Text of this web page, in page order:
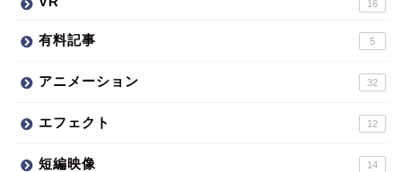
16
有料記事 5
アニメーション 32
エフェクト 12
短編映像 14